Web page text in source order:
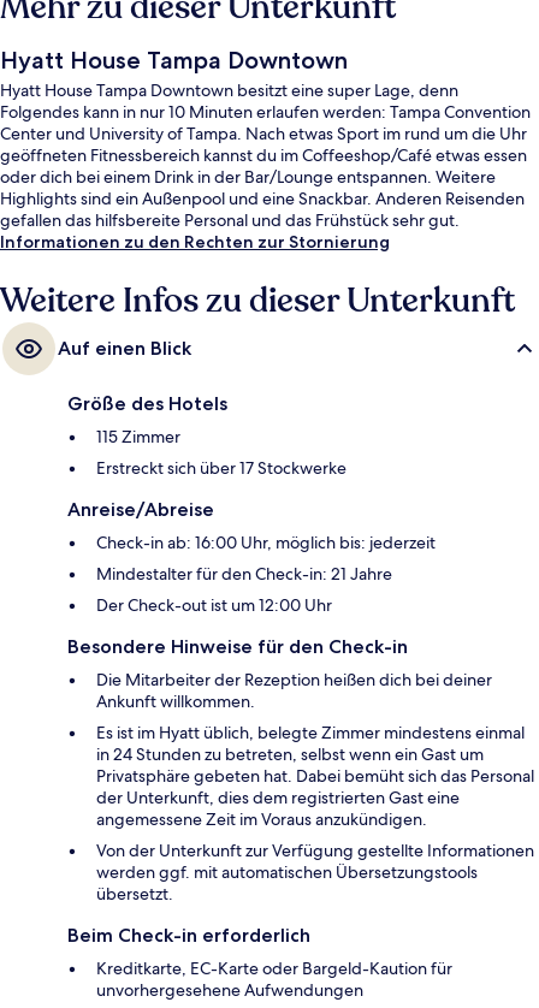
Hyatt House Tampa Downtown
Hyatt House Tampa Downtown besitzt eine super Lage, denn
Folgendes kann in nur 10 Minuten erlaufen werden: Tampa Convention
Center und University of Tampa. Nach etwas Sport im rund um die Uhr
geöffneten Fitnessbereich kannst du im Coffeeshop/Café etwas essen
oder dich bei einem Drink in der Bar/Lounge entspannen. Weitere
Highlights sind ein Außenpool und eine Snackbar. Anderen Reisenden
gefallen das hilfsbereite Personal und das Frühstück sehr gut.
Informationen zu den Rechten zur Stornierung
Weitere Infos zu dieser Unterkunft
Auf einen Blick
Größe des Hotels
115 Zimmer
Erstreckt sich über 17 Stockwerke
Anreise/Abreise
Check-in ab: 16:00 Uhr, möglich bis: jederzeit
Mindestalter für den Check-in: 21 Jahre
Der Check-out ist um 12:00 Uhr
Besondere Hinweise für den Check-in
Die Mitarbeiter der Rezeption heißen dich bei deiner
Ankunft willkommen.
Es ist im Hyatt üblich, belegte Zimmer mindestens einmal
in 24 Stunden zu betreten, selbst wenn ein Gast um
Privatsphäre gebeten hat. Dabei bemüht sich das Personal
der Unterkunft, dies dem registrierten Gast eine
angemessene Zeit im Voraus anzukündigen.
Von der Unterkunft zur Verfügung gestellte Informationen
werden ggf. mit automatischen Übersetzungstools
übersetzt.
Beim Check-in erforderlich
Kreditkarte, EC-Karte oder Bargeld-Kaution für
unvorhergesehene Aufwendungen